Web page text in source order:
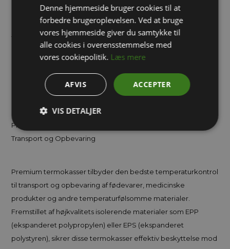
Termokasse til catering, lavet af 30 mm tykt EPP materiale
det nemt at bære termokassen. Indre mål passer til standard
catering gastrobakker GN 1/1.
Premium Termokasser – Optimal Temperaturkontrol til
Transport og Opbevaring
Premium termokasser tilbyder den bedste temperaturkontrol
til transport og opbevaring af fødevarer, medicinske
produkter og andre temperaturfølsomme materialer.
Fremstillet af højkvalitets isolerende materialer som EPP
(ekspanderet polypropylen) eller EPS (ekspanderet
polystyren), sikrer disse termokasser effektiv beskyttelse mod
Denne hjemmeside bruger cookies til at
forbedre brugeroplevelsen. Ved at bruge
vores hjemmeside giver du samtykke til
alle cookies i overensstemmelse med
vores cookiepolitik. Læs mere
ACCEPTER
AFVIS
VIS DETALJER